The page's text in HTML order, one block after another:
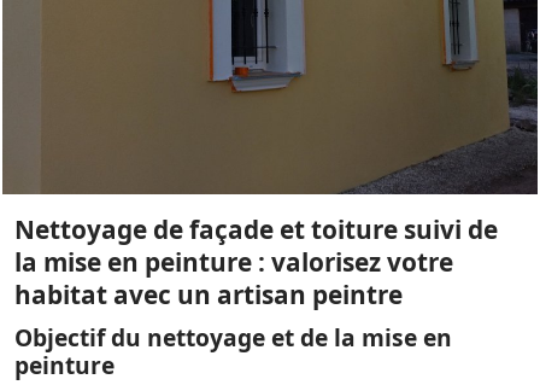
Nettoyage de façade et toiture suivi de
la mise en peinture : valorisez votre
habitat avec un artisan peintre
Objectif du nettoyage et de la mise en
peinture